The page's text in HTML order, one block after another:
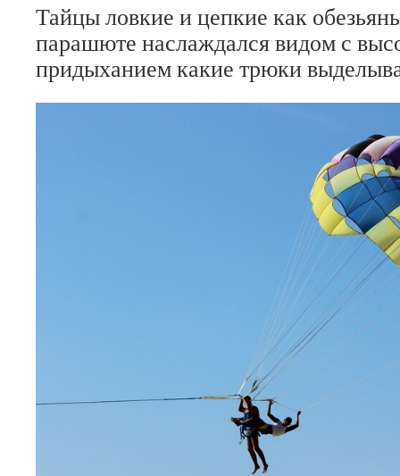
Тайцы ловкие и цепкие как
парашюте наслаждался видом с
придыханием какие трюки